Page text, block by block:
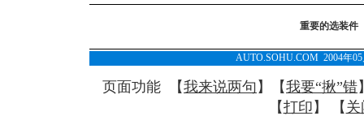
重要的选装件
AUTO.SOHU.COM 2004年
页面功能 【我来说两句 】【我要“揪”错
【打印 】 【 关